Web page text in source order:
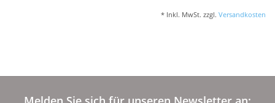
Accessoires Spa
* Inkl. MwSt. zzgl. Versandkosten